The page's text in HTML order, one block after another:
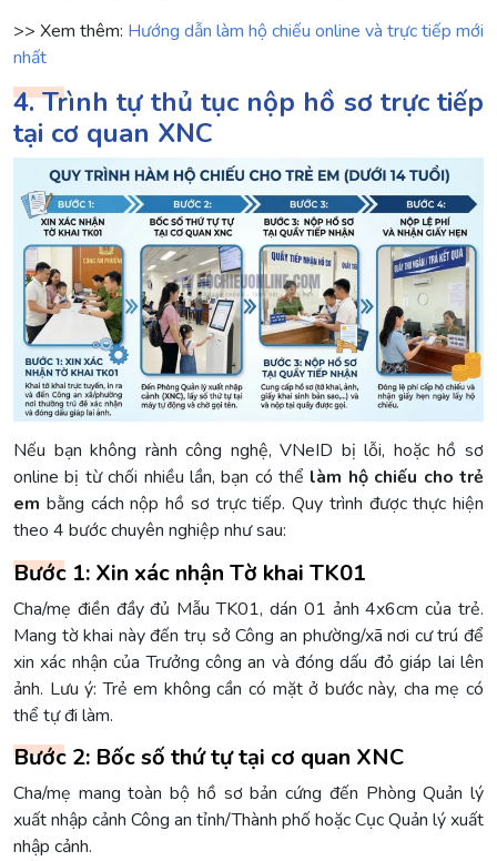
>> Xem thêm: Hướng dẫn làm hộ chiếu online và trực tiếp mới
nhất
4. Trình tự thủ tục nộp hồ sơ trực tiếp
tại cơ quan XNC
Nếu bạn không rành công nghệ, VNeID bị lỗi, hoặc hồ sơ
online bị từ chối nhiều lần, bạn có thể làm hộ chiếu cho trẻ
em bằng cách nộp hồ sơ trực tiếp. Quy trình được thực hiện
theo 4 bước chuyên nghiệp như sau:
Bước 1: Xin xác nhận Tờ khai TK01
Cha/mẹ điền đầy đủ Mẫu TK01, dán 01 ảnh 4x6cm của trẻ.
Mang tờ khai này đến trụ sở Công an phường/xã nơi cư trú để
xin xác nhận của Trưởng công an và đóng dấu đỏ giáp lai lên
ảnh. Lưu ý: Trẻ em không cần có mặt ở bước này, cha mẹ có
thể tự đi làm.
Bước 2: Bốc số thứ tự tại cơ quan XNC
Cha/mẹ mang toàn bộ hồ sơ bản cứng đến Phòng Quản lý
xuất nhập cảnh Công an tỉnh/Thành phố hoặc Cục Quản lý xuất
nhập cảnh.